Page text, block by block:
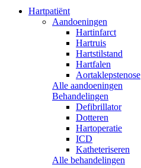
Hartpatiënt
Aandoeningen
Hartinfarct
Hartruis
Hartstilstand
Hartfalen
Aortaklepstenose
Alle aandoeningen
Behandelingen
Defibrillator
Dotteren
Hartoperatie
ICD
Katheteriseren
Alle behandelingen